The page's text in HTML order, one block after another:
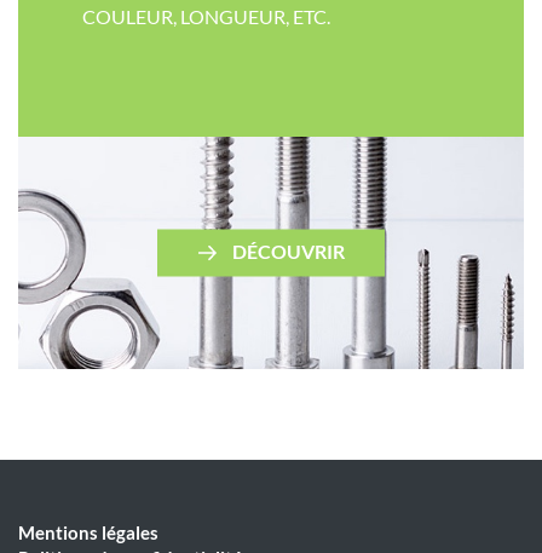
COULEUR​, LONGUEUR, ETC.
DÉCOUVRIR
Mentions légales